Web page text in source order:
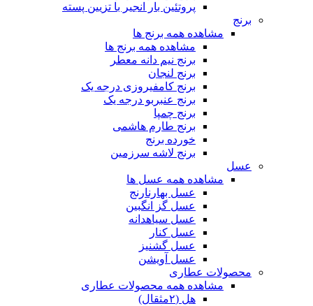
پروتئین بار انجیر با تزیین پسته
برنج
مشاهده همه برنج ها
مشاهده همه برنج ها
برنج نیم دانه معطر
برنج لنجان
برنج کامفیروزی درجه یک
برنج عنبربو درجه یک
برنج چمپا
برنج طارم هاشمی
خورده برنج
برنج لاشه سرزمین
عسل
مشاهده همه عسل ها
عسل بهارنارنج
عسل گز انگبین
عسل سیاهدانه
عسل کنار
عسل گشنیز
عسل آویشن
محصولات عطاری
مشاهده همه محصولات عطاری
هل (۲مثقال)